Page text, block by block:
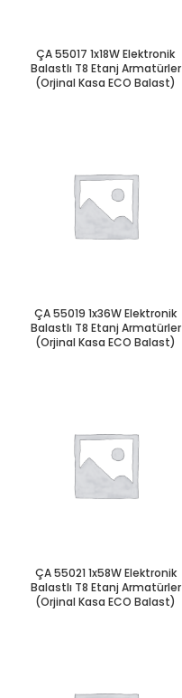
ÇA 55017 1x18W Elektronik
Balastlı T8 Etanj Armatürler
(Orjinal Kasa ECO Balast)
ÇA 55019 1x36W Elektronik
Balastlı T8 Etanj Armatürler
(Orjinal Kasa ECO Balast)
ÇA 55021 1x58W Elektronik
Balastlı T8 Etanj Armatürler
(Orjinal Kasa ECO Balast)